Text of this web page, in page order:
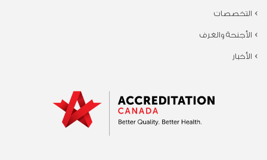
التخصصات
الأجنحة والغرف
الأخبار